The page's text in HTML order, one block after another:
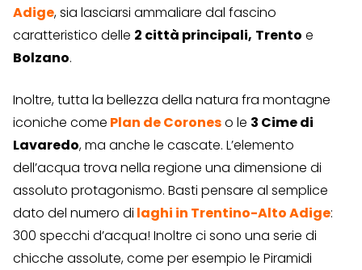
Adige, sia lasciarsi ammaliare dal fascino
caratteristico delle 2 città principali, Trento e
Bolzano.
Inoltre, tutta la bellezza della natura fra montagne
iconiche come Plan de Coroneso le 3 Cime di
Lavaredo, ma anche le cascate. L’elemento
dell’acqua trova nella regione una dimensione di
assoluto protagonismo. Basti pensare al semplice
dato del numero di laghi in Trentino-Alto Adige:
300 specchi d’acqua! Inoltre ci sono una serie di
chicche assolute, come per esempio le Piramidi